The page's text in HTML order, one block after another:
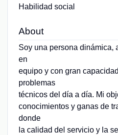
Habilidad social
About
Soy una persona dinámica,
en
equipo y con gran
problemas
técnicos del día a día. Mi
conocimientos y ganas de
donde
la calidad del servicio y la